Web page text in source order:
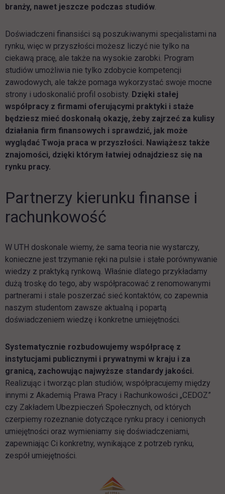
branży, nawet jeszcze podczas studiów.
Doświadczeni finansiści są poszukiwanymi specjalistami na
rynku, więc w przyszłości możesz liczyć nie tylko na
ciekawą pracę, ale także na wysokie zarobki. Program
studiów umożliwia nie tylko zdobycie kompetencji
zawodowych, ale także pomaga wykorzystać swoje mocne
strony i udoskonalić profil osobisty. Dzięki stałej
współpracy z firmami oferującymi praktyki i staże
będziesz mieć doskonałą okazję, żeby zajrzeć za kulisy
działania firm finansowych i sprawdzić, jak może
wyglądać Twoja praca w przyszłości. Nawiążesz także
znajomości, dzięki którym łatwiej odnajdziesz się na
rynku pracy.
Partnerzy kierunku finanse i
rachunkowość
W UTH doskonale wiemy, że sama teoria nie wystarczy,
konieczne jest trzymanie ręki na pulsie i stałe porównywanie
wiedzy z praktyką rynkową. Właśnie dlatego przykładamy
dużą troskę do tego, aby współpracować z renomowanymi
partnerami i stale poszerzać sieć kontaktów, co zapewnia
naszym studentom zawsze aktualną i popartą
doświadczeniem wiedzę i konkretne umiejętności.
Systematycznie rozbudowujemy współpracę z
instytucjami publicznymi i prywatnymi w kraju i za
granicą, zachowując najwyższe standardy jakości.
Realizując i tworząc plan studiów, współpracujemy między
innymi z Akademią Prawa Pracy i Rachunkowości „CEDOZ”
czy Zakładem Ubezpieczeń Społecznych, od których
czerpiemy rozeznanie dotyczące rynku pracy i cenionych
umiejętności oraz wymieniamy się doświadczeniami,
zapewniając Ci konkretny, wynikające z potrzeb rynku,
zespół umiejętności.